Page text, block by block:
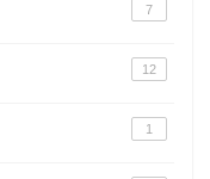
7
12
1